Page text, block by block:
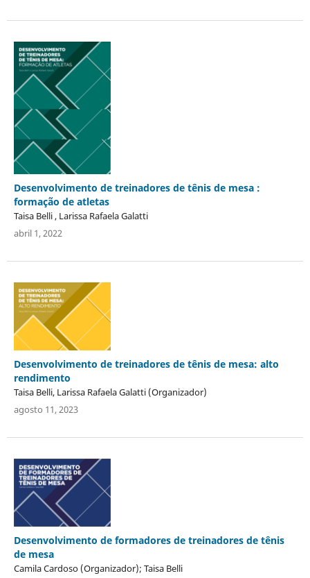
Desenvolvimento de treinadores de tênis de mesa :
formação de atletas
Taisa Belli , Larissa Rafaela Galatti
abril 1, 2022
Desenvolvimento de treinadores de tênis de mesa: alto
rendimento
Taisa Belli, Larissa Rafaela Galatti (Organizador)
agosto 11, 2023
Desenvolvimento de formadores de treinadores de tênis
de mesa
Camila Cardoso (Organizador); Taisa Belli